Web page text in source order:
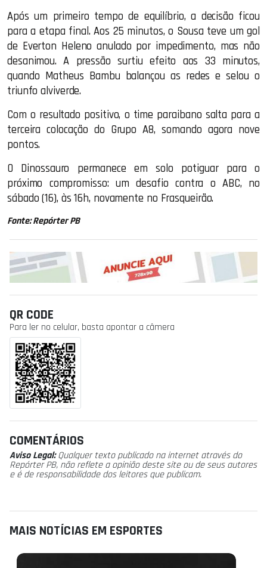
Após um primeiro tempo de equilíbrio, a decisão ficou
para a etapa final. Aos 25 minutos, o Sousa teve um gol
de Everton Heleno anulado por impedimento, mas não
desanimou. A pressão surtiu efeito aos 33 minutos,
quando Matheus Bambu balançou as redes e selou o
triunfo alviverde.
Com o resultado positivo, o time paraibano salta para a
terceira colocação do Grupo A8, somando agora nove
pontos.
O Dinossauro permanece em solo potiguar para o
próximo compromisso: um desafio contra o ABC, no
sábado (16), às 16h, novamente no Frasqueirão.
Fonte: Repórter PB
QR CODE
Para ler no celular, basta apontar a câmera
COMENTÁRIOS
Aviso Legal:Qualquer texto publicado na internet através do
Repórter PB, não reflete a opinião deste site ou de seus autores
e é de responsabilidade dos leitores que publicam.
MAIS NOTÍCIAS EM ESPORTES